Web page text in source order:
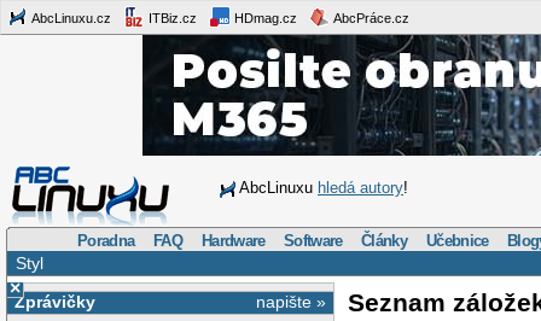
AbcLinuxu.cz ITBiz.cz HDmag.cz AbcPráce.cz
AbcLinuxu hledá autory!
Poradna FAQ Hardware Software Články Učebnice
Styl
×
napište »
Zprávičky
Seznam